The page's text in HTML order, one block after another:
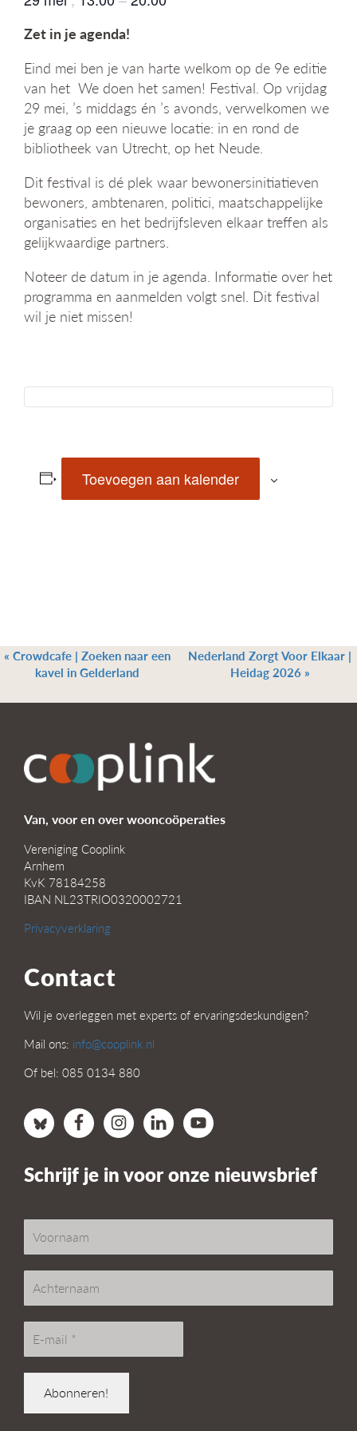
i
e
Zet in je agenda!
Eind mei ben je van harte welkom op de 9e editie
van het We doen het samen! Festival. Op vrijdag
29 mei, ’s middags én ’s avonds, verwelkomen we
je graag op een nieuwe locatie: in en rond de
bibliotheek van Utrecht, op het Neude.
Dit festival is dé plek waar bewonersinitiatieven
bewoners, ambtenaren, politici, maatschappelijke
organisaties en het bedrijfsleven elkaar treffen als
gelijkwaardige partners.
Noteer de datum in je agenda. Informatie over het
programma en aanmelden volgt snel. Dit festival
wil je niet missen!
Toevoegen aan kalender
« Crowdcafe | Zoeken naar een
kavel in Gelderland
Nederland Zorgt Voor Elkaar |
Heidag 2026 »
Van, voor en over wooncoöperaties
Vereniging Cooplink
Arnhem
KvK 78184258
IBAN NL23TRIO0320002721
Privacyverklaring
Contact
Wil je overleggen met experts of ervaringsdeskundigen?
Mail ons: info@cooplink.nl
Of bel: 085 0134 880
Schrijf je in voor onze nieuwsbrief